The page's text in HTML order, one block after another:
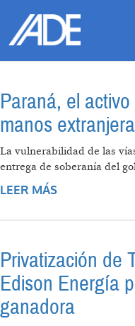
Paraná, el
manos
La vulnerabilidad de las
entrega de soberanía del
LEER MÁS
Privatización de
Edison Energía
ganadora